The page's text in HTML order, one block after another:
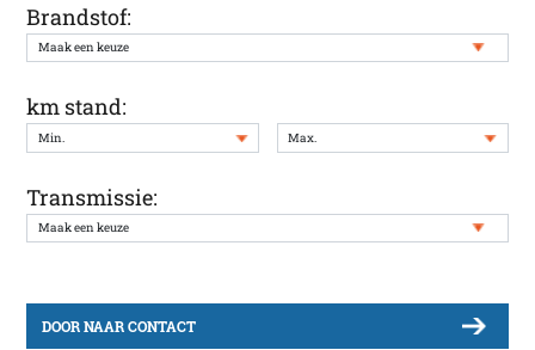
Brandstof:
km stand:
Transmissie:
DOOR NAAR CONTACT